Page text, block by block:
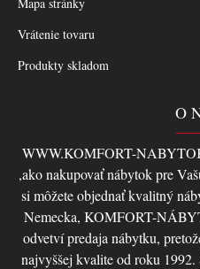
Vrátenie tovaru
Produkty skladom
O
WWW.KOMFORT-
,ako nakupovať nábytok pre
si môžete objednať kvalitný
Nemecka, KOMFORT-
odvetví predaja nábytku,
najvyššej kvalite od roku 1992.